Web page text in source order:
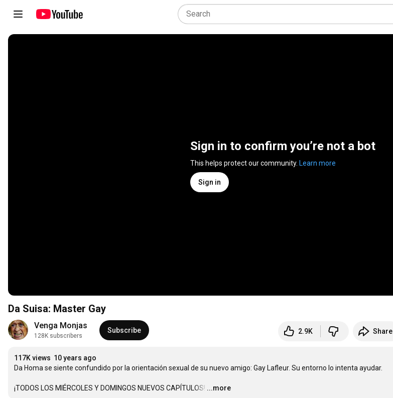
Sign in to confirm you’re not a bot
This helps protect our community. Learn more
Sign in
Da Suisa: Master Gay
Venga Monjas
128K subscribers
Subscribe 2.9K Share
117K views 10 years ago
Da Homa se siente confundido por la orientación sexual de su nuevo amigo: Gay Lafleur. Su entorno lo intenta ayudar.
¡TODOS LOS MIÉRCOLES Y DOMINGOS NUEVOS CAPÍTULOS! …
...more